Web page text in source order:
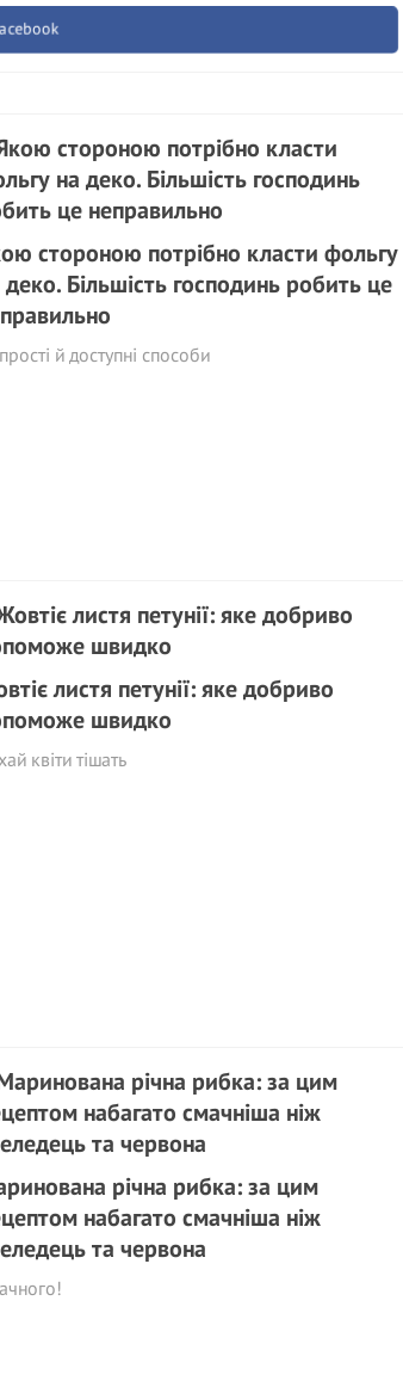
стороною потрібно класти фольгу
деко. Більшість господинь робить це
й доступні способи
листя петунії: яке добриво
швидко
квіти тішать
річна рибка: за цим
набагато смачніша ніж
та червона